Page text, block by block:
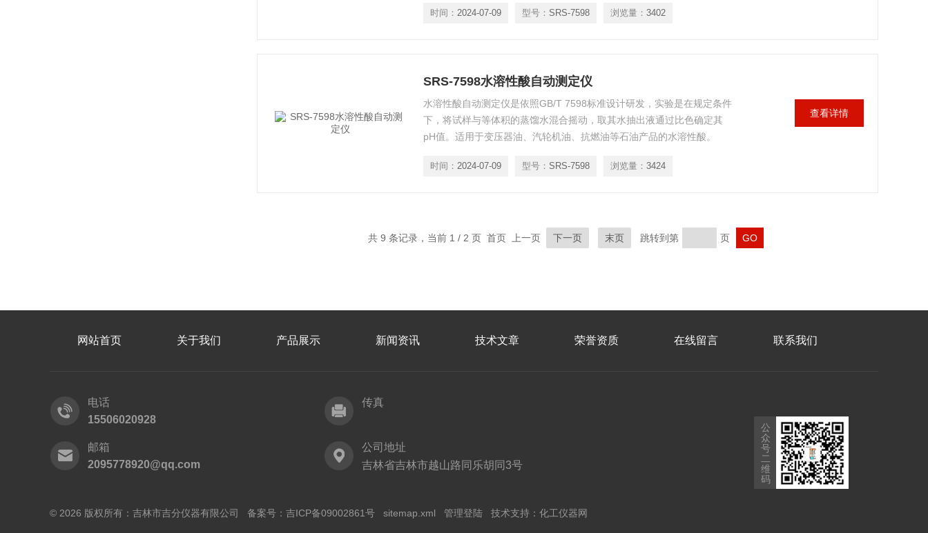
时间： 2024-07-09 型号： SRS-7598 浏览量： 3402
SRS-7598水溶性酸自动测定仪
水溶性酸自动测定仪是依照GB/T 7598标准设计研发，实验是在规定条件
下，将试样与等体积的蒸馏水混合摇动，取其水抽出液通过比色确定其
pH值。适用于变压器油、汽轮机油、抗燃油等石油产品的水溶性酸。
时间： 2024-07-09 型号： SRS-7598 浏览量： 3424
查看详情
共 9 条记录，当前 1 / 2 页 首页 上一页 下一页 末页 跳转到第 页
网站首页 关于我们 产品展示 新闻资讯 技术文章 荣誉资质 在线留言 联系我们
电话
15506020928
传真
邮箱
2095778920@qq.com
公司地址
吉林省吉林市越山路同乐胡同3号
© 2026 版权所有：吉林市吉分仪器有限公司 备案号： 吉ICP备09002861号 sitemap.xml 管理登陆 技术支持： 化工仪器网
公
众
号
二
维
码